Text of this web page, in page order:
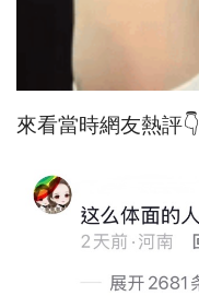
來看當時網友熱評👇